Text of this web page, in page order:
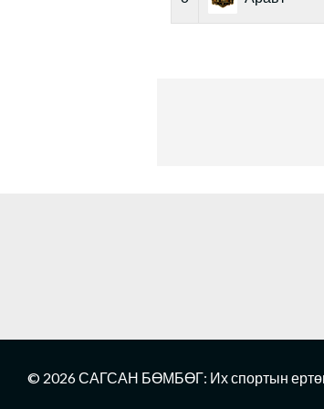
© 2026 САГСАН БӨМБӨГ: Их спортын